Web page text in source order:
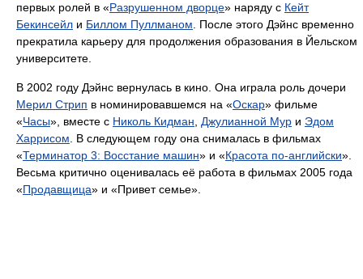
первых ролей в «Разрушенном дворце» наряду с Кейт
Бекинсейл и Биллом Пуллманом . После этого Дэйнс временно
прекратила карьеру для продолжения образования в Йельском
университете.
В 2002 году Дэйнс вернулась в кино. Она играла роль дочери
Мерил Стрип в номинировавшемся на «Оскар» фильме
«Часы», вместе с Николь Кидман Джулианной Мур и Эдом
Харрисом . В следующем году она снималась в фильмах
«Терминатор 3: Восстание машин» и «Красота по-английски».
Весьма критично оценивалась её работа в фильмах 2005 года
«Продавщица» и «Привет семье».